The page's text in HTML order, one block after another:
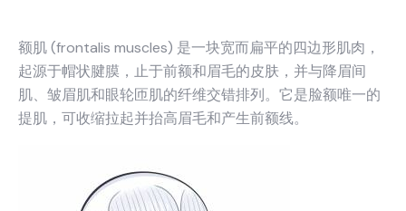
额肌 (frontalis muscles) 是一块宽而扁平的四边形肌肉，
起源于帽状腱膜，止于前额和眉毛的皮肤，并与降眉间
肌、皱眉肌和眼轮匝肌的纤维交错排列。它是脸额唯一的
提肌，可收缩拉起并抬高眉毛和产生前额线。